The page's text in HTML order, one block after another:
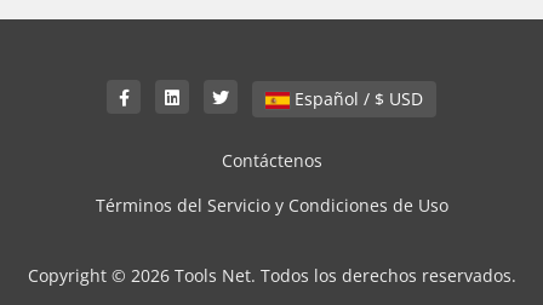
Español / $ USD
Contáctenos
Términos del Servicio y Condiciones de Uso
Copyright © 2026 Tools Net. Todos los derechos reservados.